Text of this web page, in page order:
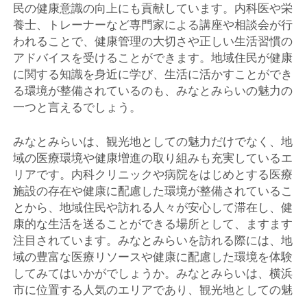
民の健康意識の向上にも貢献しています。内科医や栄
養士、トレーナーなど専門家による講座や相談会が行
われることで、健康管理の大切さや正しい生活習慣の
アドバイスを受けることができます。地域住民が健康
に関する知識を身近に学び、生活に活かすことができ
る環境が整備されているのも、みなとみらいの魅力の
一つと言えるでしょう。
みなとみらいは、観光地としての魅力だけでなく、地
域の医療環境や健康増進の取り組みも充実しているエ
リアです。内科クリニックや病院をはじめとする医療
施設の存在や健康に配慮した環境が整備されているこ
とから、地域住民や訪れる人々が安心して滞在し、健
康的な生活を送ることができる場所として、ますます
注目されています。みなとみらいを訪れる際には、地
域の豊富な医療リソースや健康に配慮した環境を体験
してみてはいかがでしょうか。みなとみらいは、横浜
市に位置する人気のエリアであり、観光地としての魅